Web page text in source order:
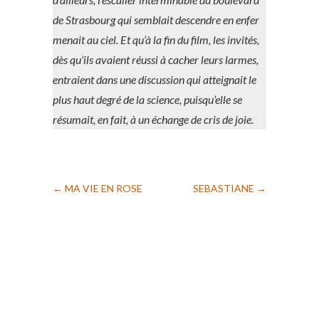
de Strasbourg qui semblait descendre en enfer
menait au ciel. Et qu’à la fin du film, les invités,
dès qu’ils avaient réussi à cacher leurs larmes,
entraient dans une discussion qui atteignait le
plus haut degré de la science, puisqu’elle se
résumait, en fait, à un échange de cris de joie.
← MA VIE EN ROSE SEBASTIANE →